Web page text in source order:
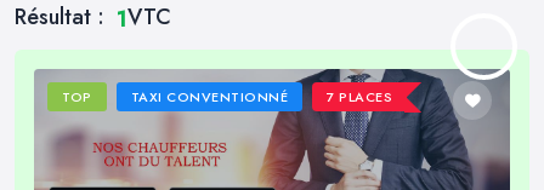
Résultat : 1VTC
TOP TAXI CONVENTIONNÉ 7 PLACES